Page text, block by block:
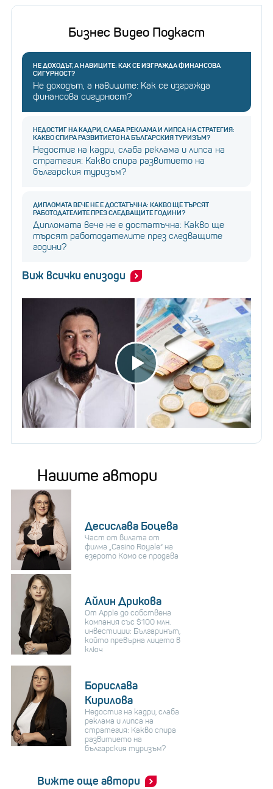
Бизнес Видео Подкаст
НЕ ДОХОДЪТ, А НАВИЦИТЕ: КАК СЕ ИЗГРАЖДА ФИНАНСОВА
СИГУРНОСТ?
Не доходът, а навиците: Как се изгражда
финансова сигурност?
НЕДОСТИГ НА КАДРИ, СЛАБА РЕКЛАМА И ЛИПСА НА СТРАТЕГИЯ:
КАКВО СПИРА РАЗВИТИЕТО НА БЪЛГАРСКИЯ ТУРИЗЪМ?
Недостиг на кадри, слаба реклама и липса на
стратегия: Какво спира развитието на
българския туризъм?
ДИПЛОМАТА ВЕЧЕ НЕ Е ДОСТАТЪЧНА: КАКВО ЩЕ ТЪРСЯТ
РАБОТОДАТЕЛИТЕ ПРЕЗ СЛЕДВАЩИТЕ ГОДИНИ?
Дипломата вече не е достатъчна: Какво ще
търсят работодателите през следващите
години?
Виж всички епизоди
Нашите автори
Десислава Боцева
Част от вилата от
филма „Casino Royale“ на
езерото Комо се продава
Айлин Дрикова
От Apple до собствена
компания със $100 млн.
инвестиции: Българинът,
който превърна лицето в
ключ
Борислава
Кирилова
Недостиг на кадри, слаба
реклама и липса на
стратегия: Какво спира
развитието на
българския туризъм?
Вижте още автори